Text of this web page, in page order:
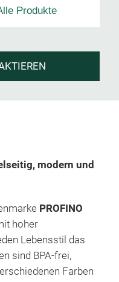
Produkte
modern und
PROFINO
hoher
Lebensstil das
sind BPA-frei,
Farben